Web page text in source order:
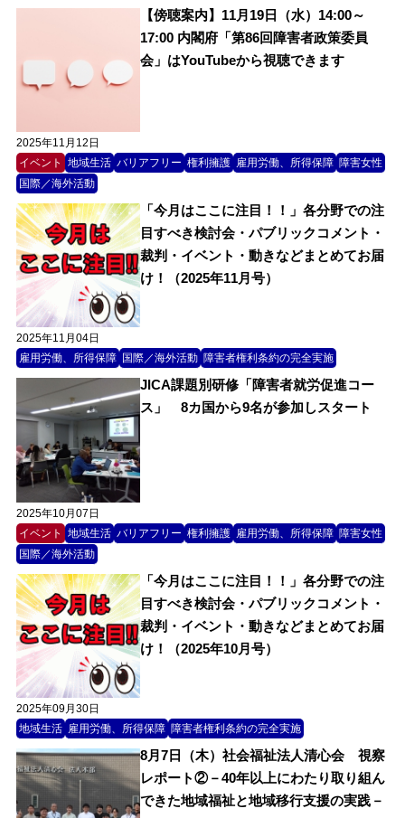
2025年11月12日
【傍聴案内】11月19日（水）14:00～
17:00 内閣府「第86回障害者政策委員
会」はYouTubeから視聴できます
イベント 地域生活 バリアフリー 権利擁護 雇用労働、所得保障 障害女性
国際／海外活動
2025年11月04日
「今月はここに注目！！」各分野での注
目すべき検討会・パブリックコメント・
裁判・イベント・動きなどまとめてお届
け！（2025年11月号）
雇用労働、所得保障 国際／海外活動 障害者権利条約の完全実施
2025年10月07日
JICA課題別研修「障害者就労促進コー
ス」 8カ国から9名が参加しスタート
イベント 地域生活 バリアフリー 権利擁護 雇用労働、所得保障 障害女性
国際／海外活動
2025年09月30日
「今月はここに注目！！」各分野での注
目すべき検討会・パブリックコメント・
裁判・イベント・動きなどまとめてお届
け！（2025年10月号）
地域生活 雇用労働、所得保障 障害者権利条約の完全実施
8月7日（木）社会福祉法人清心会 視察
レポート②－40年以上にわたり取り組ん
できた地域福祉と地域移行支援の実践－